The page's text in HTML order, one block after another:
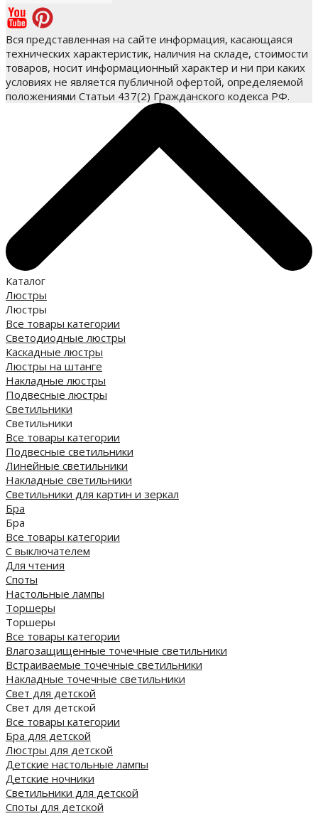
Вся представленная на сайте информация, касающаяся
технических характеристик, наличия на складе, стоимости
товаров, носит информационный характер и ни при каких
условиях не является публичной офертой, определяемой
положениями Статьи 437(2) Гражданского кодекса РФ.
Каталог
Люстры
Люстры
Все товары категории
Светодиодные люстры
Каскадные люстры
Люстры на штанге
Накладные люстры
Подвесные люстры
Светильники
Светильники
Все товары категории
Подвесные светильники
Линейные светильники
Накладные светильники
Светильники для картин и зеркал
Бра
Бра
Все товары категории
С выключателем
Для чтения
Споты
Настольные лампы
Торшеры
Торшеры
Все товары категории
Влагозащищенные точечные светильники
Встраиваемые точечные светильники
Накладные точечные светильники
Свет для детской
Свет для детской
Все товары категории
Бра для детской
Люстры для детской
Детские настольные лампы
Детские ночники
Светильники для детской
Споты для детской